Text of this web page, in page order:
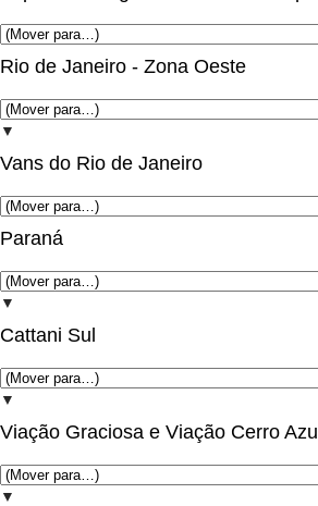
Rio de Janeiro - Zona Oeste
▼
Vans do Rio de Janeiro
Paraná
▼
Cattani Sul
▼
Viação Graciosa e Viação Cerro Azul
▼